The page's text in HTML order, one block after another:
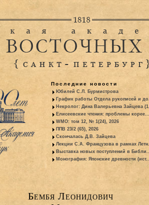
Последние новости
Юбилей С.Л. Бурмистрова
График работы Отдела рукописей и
Некролог: Дина Валерьевна Зайцева
Елисеевские чтения: проблемы корее...
WMO: том 12, № 1(24), 2026
ППВ 23/2 (65), 2026
Скончалась Д.В. Зайцева
Лекции С.А. Французова в рамках
Выставка новых поступлений в
Монография: Японские древности
Бембя Леонидович